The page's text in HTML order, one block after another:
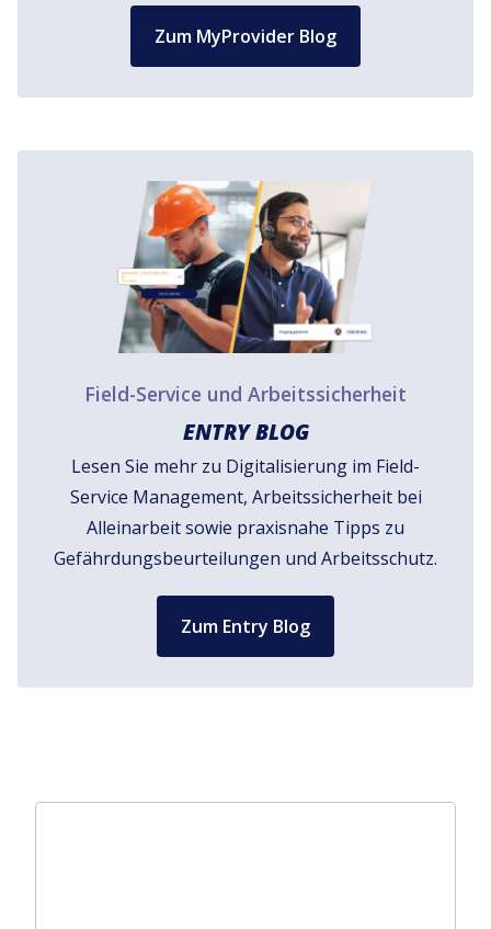
Zum MyProvider Blog
Field-Service und Arbeitssicherheit
ENTRY BLOG
Lesen Sie mehr zu Digitalisierung im Field-
Service Management, Arbeitssicherheit bei
Alleinarbeit sowie praxisnahe Tipps zu
Gefährdungsbeurteilungen und Arbeitsschutz.
Zum Entry Blog